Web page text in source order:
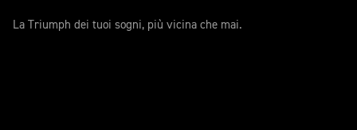
La Triumph dei tuoi sogni, più vicina che mai.